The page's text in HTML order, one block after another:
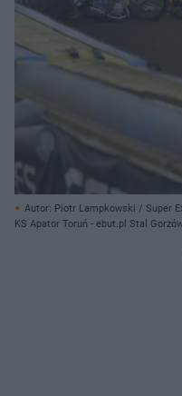
Autor: Piotr Lampkowski / Super
KS Apator Toruń - ebut.pl Stal